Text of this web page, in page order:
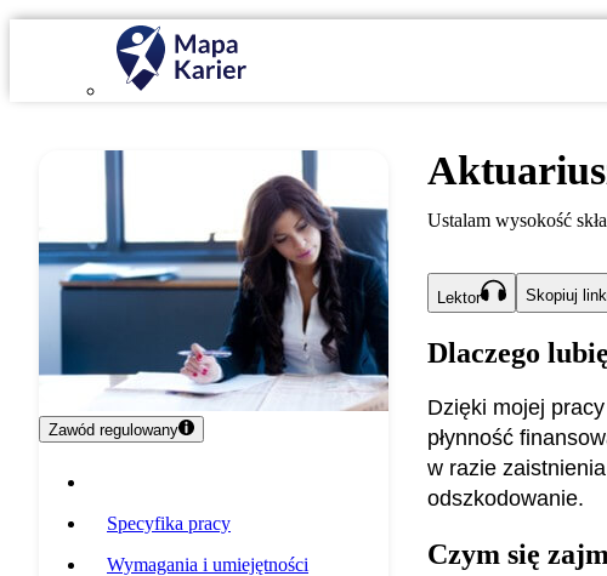
Zawód regulowany
Specyfika pracy
Wymagania i umiejętności
Ustalam wysokość
Lektor Skopiuj link
Dlaczego
Dzięki mojej
płynność
w razie
odszkodowanie.
Czym się